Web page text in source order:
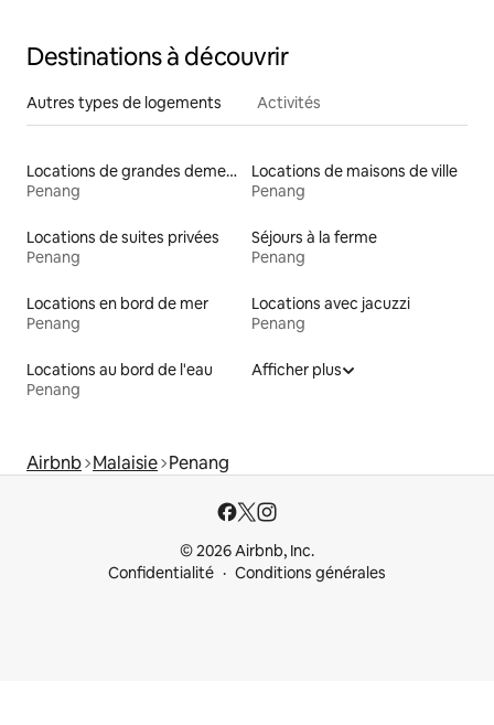
Destinations à découvrir
Autres types de logements Activités
Locations de grandes demeures
Penang
Locations de maisons de ville
Penang
Locations de suites privées
Penang
Séjours à la ferme
Penang
Locations en bord de mer
Penang
Locations avec jacuzzi
Penang
Locations au bord de l'eau
Penang
Afficher plus
Airbnb Malaisie Penang
© 2026 Airbnb, Inc.
Confidentialité
Conditions générales